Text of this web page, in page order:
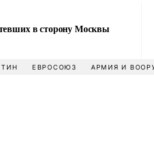
в сторону Москвы
ЕВРОСОЮЗ АРМИЯ И